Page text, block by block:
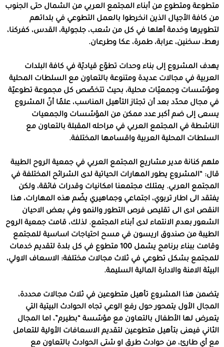
متطوعة ومتطوع من أبناء المجتمع العربي من الشمال حتى الجنوب
من كافة الأجيال الذين انخرطوا بالعمل التطوعي في بلداتهم
لتطويرها وخدمة أهلها في كل من شعب، جلجولية، القدس، كفركنا،
رهط، سخنين، عرابة، طمرة، عكا وطرعان.
يهدف المشروع إلى بناء وحدات تطوّع قياديّة في كافة البلدات
العربية في مجالات عديدة ومتنوعة بالتعاون مع السلطات المحلية
ومؤسّسات وجمعيّات محلية، بحيث تتخصّص كل مجموعة تطوعيّة
في مجال محدّد بعد أن تجتاز التأهيل المناسب، علمًا أنّ المشروع
يسعى إلى ضم أكبر عدد ممكن من المؤسّسات والجمعيات
الناشطة في المجتمع العربي في مراحله المقبلة بالتعاون مع
السلطات المحلية العربية واقسامها المختلفة.
ملهم كنانة مدير مشاريع المجتمع العربي في جمعية الروح الطيبة
قال: “المشروع يطور المهارات الحياتية لدى الشرائح المختلفة في
المجتمع العربي. يمتلك مجتمعنا امكانيات وقدرات فائقة، ولكن
يفتقد الى اطار تربوي، اجتماعي وجماهيري يضّم هذه المهارات، هذا
النقص ادى الى تقليص فرص التطور والنمو وفي بعض الاحيان
الشعور بعدم الانتماء لدى أبناء المجتمع. لذلك، قامت جمعية الروح
الطيبة من صندوق اريسون في مسح احتياجات اساسية للمجتمع
وقامت ببناء برنامج يشمل 100 متطوع في كل بلدة لتقديم خدمات
للمجتمع بشكل تطوعي في ثلاث مجالات مختلفة: الاسعاف الاولي،
البيئة الامنة والادارة المالية السليمة.
يتضمن هذا المشروع تأهيل متطوعين في ثلاث مجالات محددة،
المجال الأول يتمحور حول رفع الوعي تجاه الحوادث البيتية التي
يتعرض لها الأطفال بالتعاون مع مؤسّسة “بطيرم”، اما المجال
الثاني فيعنى بتأهيل متطوعين لتقديم الاسعافات الأولية للتعامل
مع أي طارئ، من حوادث طرق او شتى الحوادث بالتعاون مع